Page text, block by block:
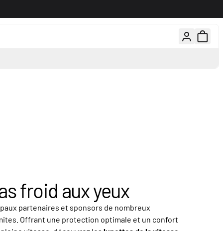
froid aux yeux
partenaires et sponsors de nombreux
Offrant une protection optimale et un confort